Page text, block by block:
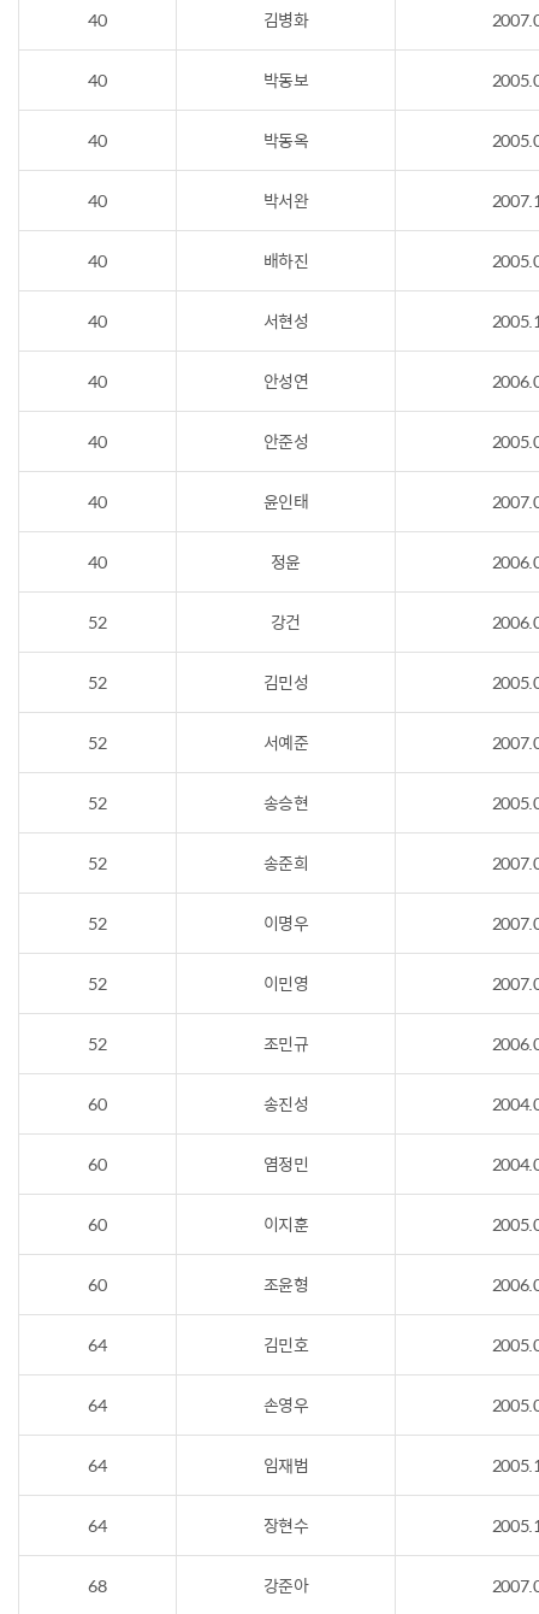
40 김병화
40 박동보
40 박동옥
40 박서완
40 배하진
40 서현성
40 안성연
40 안준성
40 윤인태
40 정윤
52 강건
52 김민성
52 서예준
52 송승현
52 송준희
52 이명우
52 이민영
52 조민규
60 송진성
60 염정민
60 이지훈
60 조윤형
64 김민호
64 손영우
64 임재범
64 장현수
68 강준아